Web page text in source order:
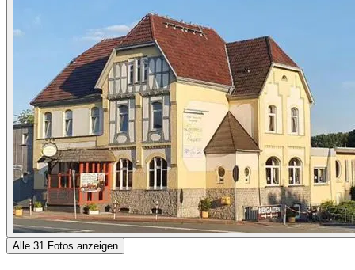
Alle 31 Fotos anzeigen